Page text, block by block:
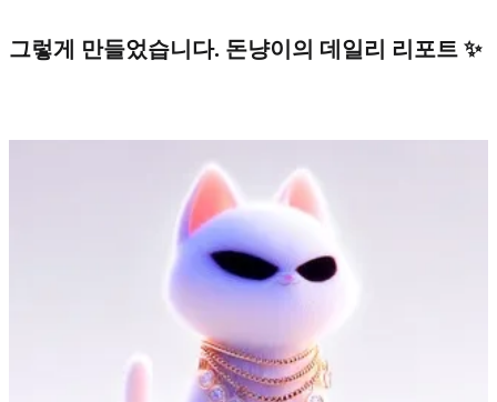
그렇게 만들었습니다. 돈냥이의 데일리 리포트 ✨